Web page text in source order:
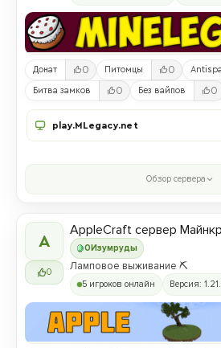
Донат 0 Питомцы 0
Битва замков 0 Без вайпов 0
play.MLegacy.net
Обзор сервера
A
0
0 Изумруды
AppleCraft сервер
Ламповое выживание ⛏️
5 игроков онлайн Версия: